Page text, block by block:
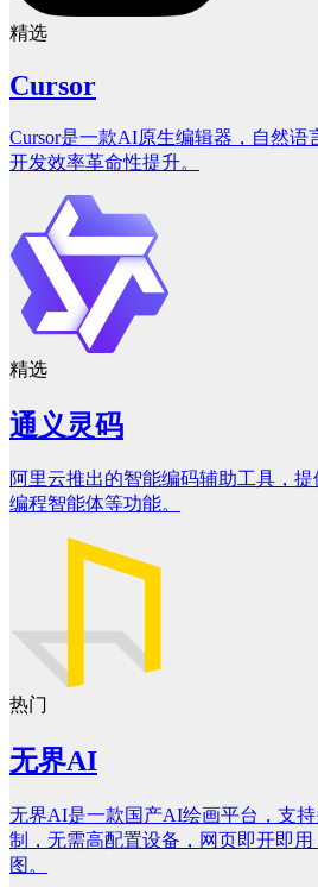
精选
Cursor
Cursor是一款AI原生编辑器，自然语
开发效率革命性提升。
精选
通义灵码
阿里云推出的智能编码辅助工具，
编程智能体等功能。
热门
无界AI
无界AI是一款国产AI绘画平台，支
制，无需高配置设备，网页即开即
图。